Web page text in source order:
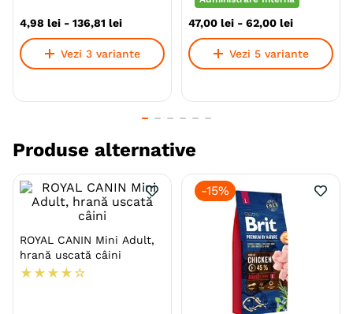
excelent.
Oferă -i un gust delicios realizat de cele mai noi
tehnologii și rețete bazate pe cei 7 piloni ai filozofiei
nutriționale pentru viața armonioasă și echilibrată a
animalelor.
Specie
Mare (L)
4,98 lei - 136,81 lei
Vezi 3 variante
47,00 lei - 62,00 lei
Vezi 5 variante
Produse alternative
ROYAL CANIN Mini Adult,
hrană uscată câini
★ ★ ★ ★ ☆
-15%